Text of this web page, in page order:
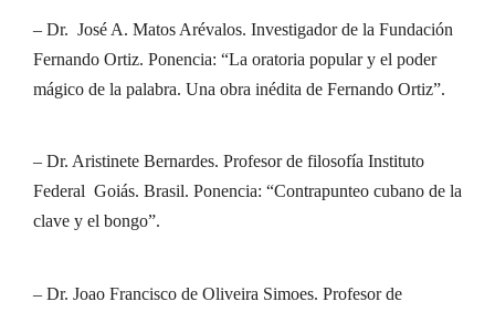
– Dr. José A. Matos Arévalos. Investigador de la Fundación
Fernando Ortiz. Ponencia: “La oratoria popular y el poder
mágico de la palabra. Una obra inédita de Fernando Ortiz”.
– Dr. Aristinete Bernardes. Profesor de filosofía Instituto
Federal Goiás. Brasil. Ponencia: “Contrapunteo cubano de la
clave y el bongo”.
– Dr. Joao Francisco de Oliveira Simoes. Profesor de